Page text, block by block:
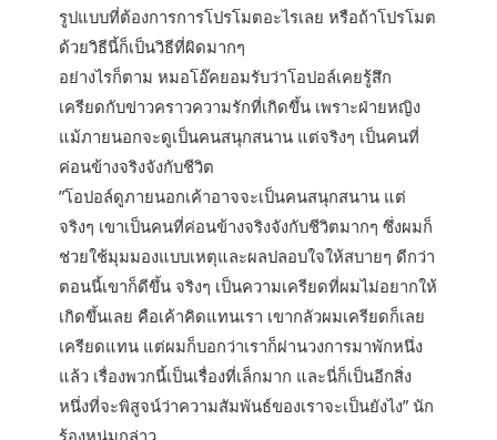
รูปแบบที่ต้องการการโปรโมตอะไรเลย หรือถ้าโปรโมต
ด้วยวิธีนี้ก็เป็นวิธีที่ผิดมากๆ
อย่างไรก็ตาม หมอโอ๊คยอมรับว่าโอปอล์เคยรู้สึก
เครียดกับข่าวคราวความรักที่เกิดขึ้น เพราะฝ่ายหญิง
แม้ภายนอกจะดูเป็นคนสนุกสนาน แต่จริงๆ เป็นคนที่
ค่อนข้างจริงจังกับชีวิต
”โอปอล์ดูภายนอกเค้าอาจจะเป็นคนสนุกสนาน แต่
จริงๆ เขาเป็นคนที่ค่อนข้างจริงจังกับชีวิตมากๆ ซึ่งผมก็
ช่วยใช้มุมมองแบบเหตุและผลปลอบใจให้สบายๆ ดีกว่า
ตอนนี้เขาก็ดีขึ้น จริงๆ เป็นความเครียดที่ผมไม่อยากให้
เกิดขึ้นเลย คือเค้าคิดแทนเรา เขากลัวผมเครียดก็เลย
เครียดแทน แต่ผมก็บอกว่าเราก็ผ่านวงการมาพักหนึ่ง
แล้ว เรื่องพวกนี้เป็นเรื่องที่เล็กมาก และนี่ก็เป็นอีกสิ่ง
หนึ่งที่จะพิสูจน์ว่าความสัมพันธ์ของเราจะเป็นยังไง” นัก
ร้องหนุ่มกล่าว